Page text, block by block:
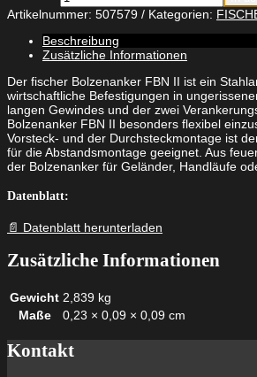
Bolzenanker
FBN
II
10/10
feuerverzinkt
Menge
Artikelnummer: 507579 Kategorien:
Beschreibung
Zusätzliche Informationen
Der fischer Bolzenanker FBN II ist ein
wirtschaftliche Befestigungen in
langen Gewindes und der zwei
Bolzenanker FBN II besonders flexibel
Vorsteck- und der Durchsteckmontage ist
für die Abstandsmontage geeignet. Aus
der Bolzenanker für Geländer, Handläufe
Datenblatt:
📄 Datenblatt herunterladen
Zusätzliche Informationen
Gewicht 2,839 kg
Maße
0,23 × 0,09 × 0,09 cm
Kontakt